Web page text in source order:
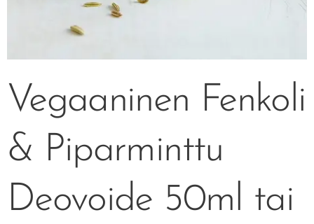
Vegaaninen Fenkoli
& Piparminttu
Deovoide 50ml tai